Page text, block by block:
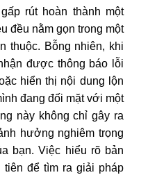
rút hoàn thành một
đều nằm gọn trong một
thuộc. Bỗng nhiên, khi
được thông báo lỗi
hiển thị nội dung lộn
đang đối mặt với một
này không chỉ gây ra
hưởng nghiêm trọng
bạn. Việc hiểu rõ bản
để tìm ra giải pháp